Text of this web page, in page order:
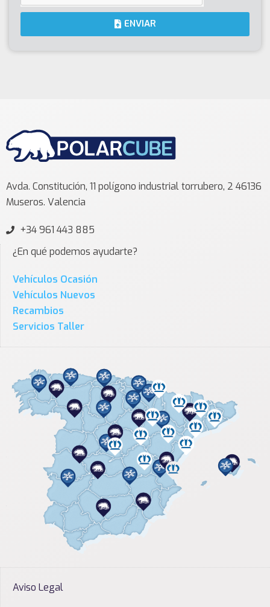
ENVIAR
Avda. Constitución, 11 polígono industrial torrubero, 2 46136
Museros. Valencia
+34 961 443 885
¿En qué podemos ayudarte?
Vehículos Ocasión
Vehículos Nuevos
Recambios
Servicios Taller
Aviso Legal